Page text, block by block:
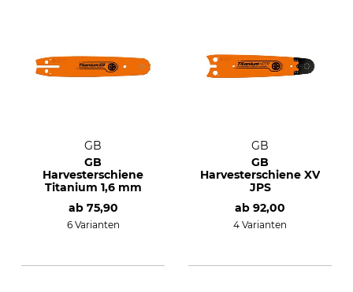
GB
GB
Harvesterschiene
Titanium 1,6 mm
ab 75,90
6 Varianten
GB
GB
Harvesterschiene XV
JPS
ab 92,00
4 Varianten